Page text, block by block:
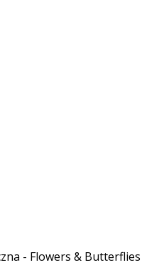
- Flowers & Butterflies